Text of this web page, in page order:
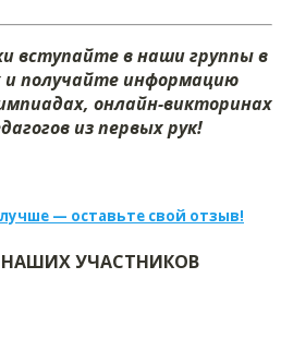
вступайте в наши группы в
и получайте информацию
онлайн-викторинах
из первых рук!
— оставьте свой отзыв!
НАШИХ УЧАСТНИКОВ